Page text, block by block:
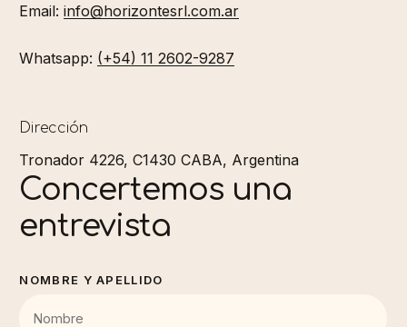
Email:info@horizontesrl.com.ar
Whatsapp: (+54) 11 2602-9287
Dirección
Tronador 4226, C1430 CABA, Argentina
Concertemos una
entrevista
NOMBRE Y APELLIDO